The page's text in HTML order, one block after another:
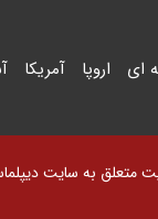
ای اروپا آمریکا
متعلق به سایت